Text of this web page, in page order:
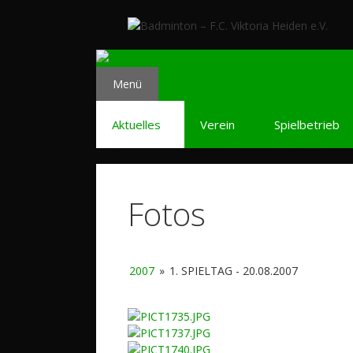
Menü
Aktuelles Verein Spielbetrieb
Fotos
2007 » 1. SPIELTAG - 20.08.2007